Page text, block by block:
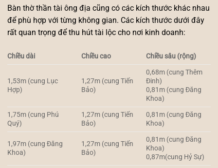
Bàn thờ thần tài ông địa cũng có các kích thước khác nhau
để phù hợp với từng không gian. Các kích thước dưới đây
rất quan trọng để thu hút tài lộc cho nơi kinh doanh:
Chiều dài Chiều cao Chiều sâu (rộng)
1,53m (cung Lục
Hợp)
1,27m (cung Tiến
Bảo)
0,68m (cung Thêm
Đinh)
0,81m (cung Đăng
Khoa)
1,75m (cung Phú
Quý)
1,27m (cung Tiến
Bảo)
0,81m (cung Đăng
Khoa)
1,97m (cung Đăng
Khoa)
1,27m (cung Tiến
Bảo)
0,81m (cung Đăng
Khoa)
0,87m(cung Hỷ Sự)